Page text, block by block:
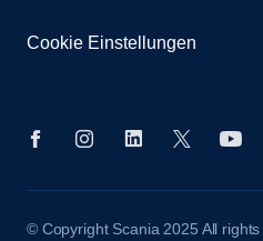
Cookie Einstellungen
© Copyright Scania 2025 All